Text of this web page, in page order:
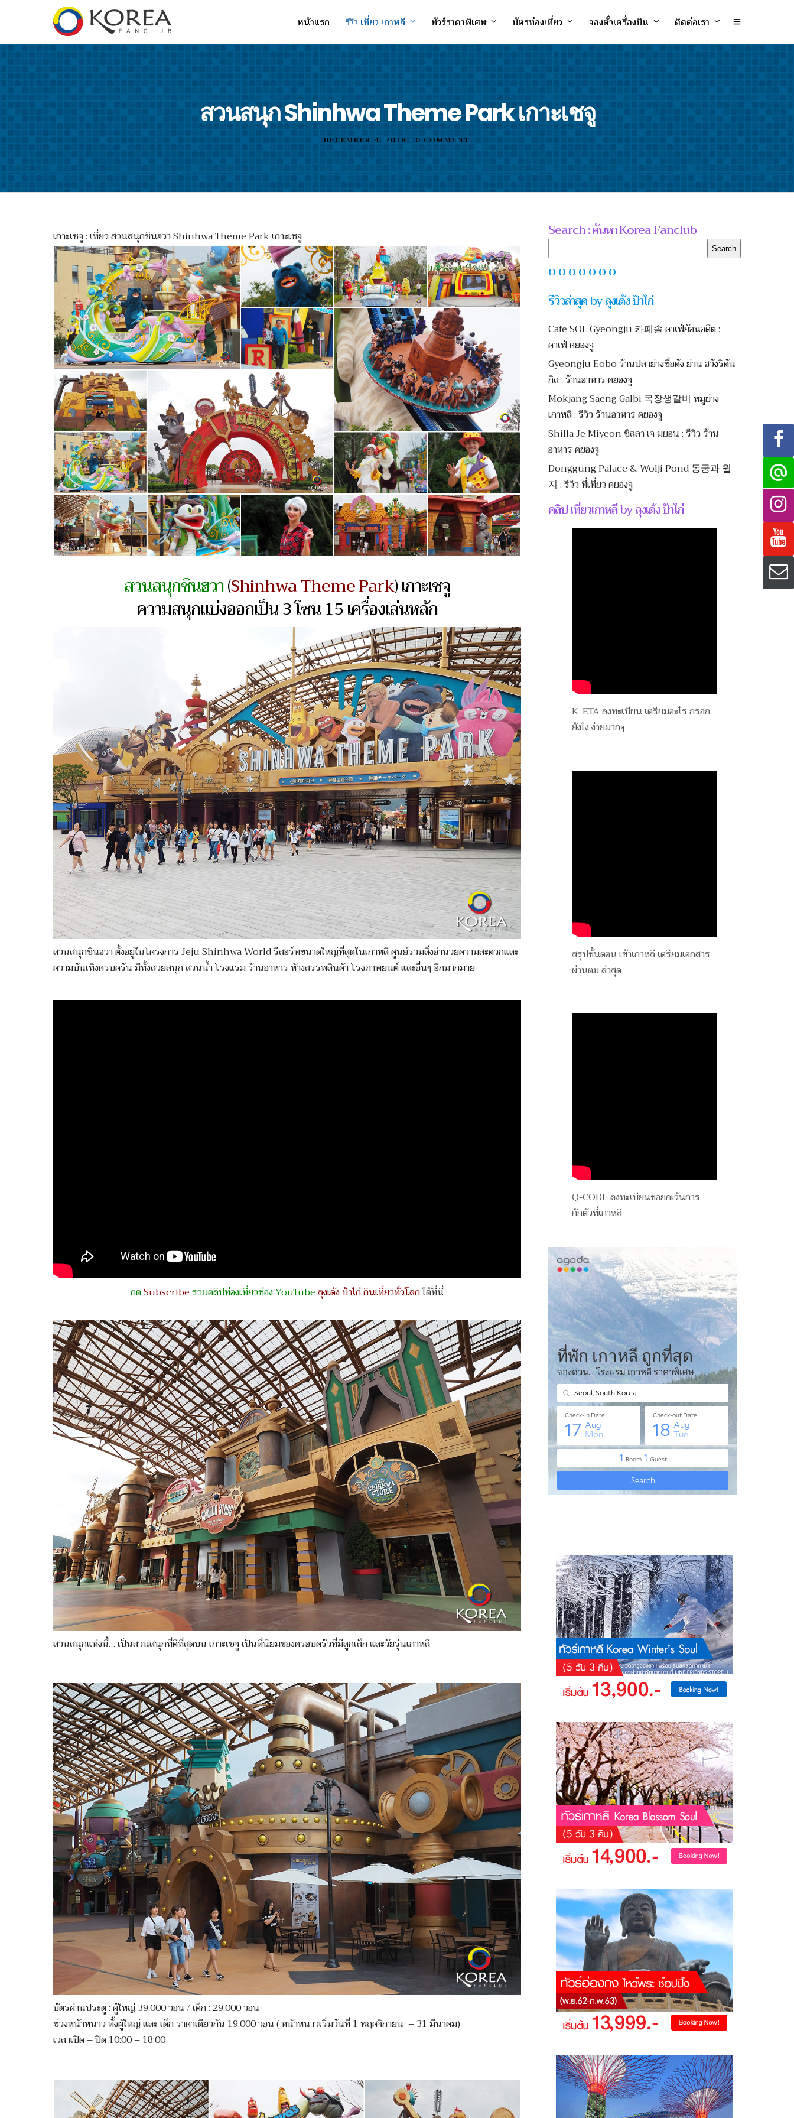
หน้าแรก รีวิว เที่ยว เกาหลี ทัวร์ราคาพิเศษ บัตรท่องเที่ยว จองตั๋วเครื่องบิน ติดต่อเรา
สวนสนุก Shinhwa Theme Park เกาะเชจู
DECEMBER 4, 2018 • 0 COMMENT
เกาะเชจู : เที่ยว สวนสนุกชินฮวา Shinhwa Theme Park เกาะเชจู
สวนสนุกชินฮวา(Shinhwa Theme Park) เกาะเชจู
ความสนุกแบ่งออกเป็น 3 โซน 15 เครื่องเล่นหลัก
สวนสนุกชินฮวา ตั้งอยู่ในโครงการ Jeju Shinhwa World รีสอร์ทขนาดใหญ่ที่สุดในเกาหลี ศูนย์รวมสิ่งอำนวยความสะดวกและ
ความบันเทิงครบครัน มีทั้งสวยสนุก สวนน้ำ โรงแรม ร้านอาหาร ห้างสรรพสินค้า โรงภาพยนต์ และอื่นๆ อีกมากมาย
กดSubscribeรวมคลิปท่องเที่ยวช่อง YouTubeลุงเด้ง ป้าไก่ กินเที่ยวทั่วโลกได้ที่นี่
สวนสนุกแห่งนี้… เป็นสวนสนุกที่ดีที่สุดบน เกาะเชจู เป็นที่นิยมของครอบครัวที่มีลูกเล็ก และวัยรุ่นเกาหลี
บัตรผ่านประตู : ผู้ใหญ่ 39,000 วอน / เด็ก : 29,000 วอน
ช่วงหน้าหนาว ทั้งผู้ใหญ่ และ เด็ก ราคาเดียวกัน 19,000 วอน ( หน้าหนาวเริ่มวันที่ 1 พฤศจิกายน – 31 มีนาคม)
เวลาเปิด – ปิด 10:00 – 18:00
Search : ค้นหา Korea Fanclub
Search
O O O O O O O
รีวิวล่าสุด by ลุงเด้ง ป้าไก่
Cafe SOL Gyeongju 카페솔 คาเฟ่ย้อนอดีต :
คาเฟ่ คยองจู
Gyeongju Eobo ร้านปลาย่างชื่อดัง ย่าน ฮวังริดัน
กิล : ร้านอาหาร คยองจู
Mokjang Saeng Galbi 목장생갈비 หมูย่าง
เกาหลี : รีวิว ร้านอาหาร คยองจู
Shilla Je Miyeon ชิลลา เจ มยอน : รีวิว ร้าน
อาหาร คยองจู
Donggung Palace & Wolji Pond 동궁과 월
지 : รีวิว ที่เที่ยว คยองจู
คลิป เที่ยวเกาหลี by ลุงเด้ง ป้าไก่
K-ETA ลงทะเบียน เตรียมอะไร กรอก
ยังไง ง่ายมากๆ
สรุปขั้นตอน เข้าเกาหลี เตรียมเอกสาร
ผ่านตม ล่าสุด
Q-CODE ลงทะเบียนขอยกเว้นการ
กักตัวที่เกาหลี